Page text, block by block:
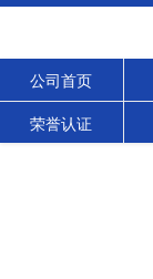
公司首页
荣誉认证